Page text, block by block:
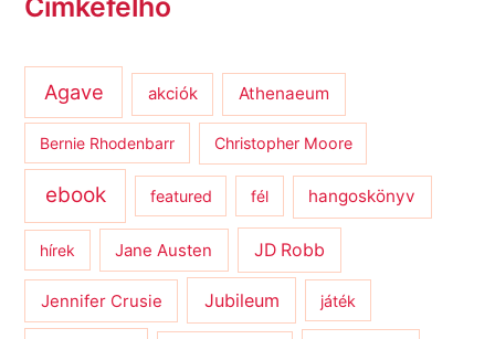
Címkefelhő
Agave akciók Athenaeum
Bernie Rhodenbarr Christopher Moore
ebook featured fél hangoskönyv
hírek Jane Austen JD Robb
Jennifer Crusie Jubileum játék